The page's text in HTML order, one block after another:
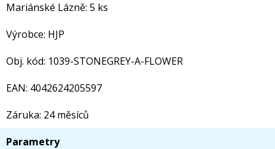
Mariánské Lázně: 5 ks
Výrobce: HJP
Obj. kód: 1039-STONEGREY-A-FLOWER
EAN: 4042624205597
Záruka: 24 měsíců
Parametry